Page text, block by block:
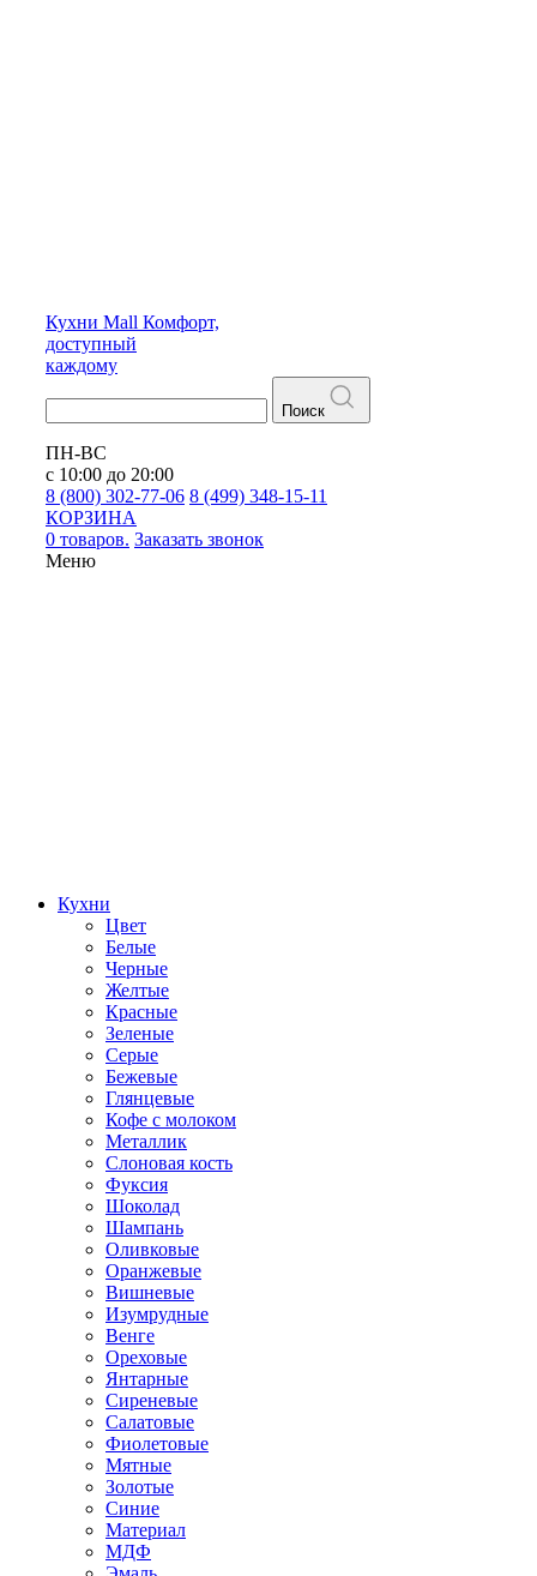
Кухни Mall Комфорт,
доступный
каждому
Поиск
ПН-ВС
с 10:00 до 20:00
8 (800) 302-77-06 8 (499) 348-15-11
КОРЗИНА
0 товаров. Заказать звонок
Меню
Кухни
Цвет
Белые
Черные
Желтые
Красные
Зеленые
Серые
Бежевые
Глянцевые
Кофе с молоком
Металлик
Слоновая кость
Фуксия
Шоколад
Шампань
Оливковые
Оранжевые
Вишневые
Изумрудные
Венге
Ореховые
Янтарные
Сиреневые
Салатовые
Фиолетовые
Мятные
Золотые
Синие
Материал
МДФ